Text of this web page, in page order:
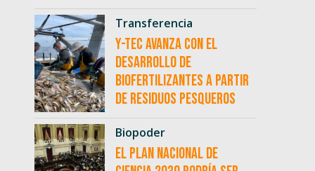
Transferencia
Y-TEC avanza con el
desarrollo de
biofertilizantes a partir
de residuos pesqueros
Biopoder
El Plan Nacional de